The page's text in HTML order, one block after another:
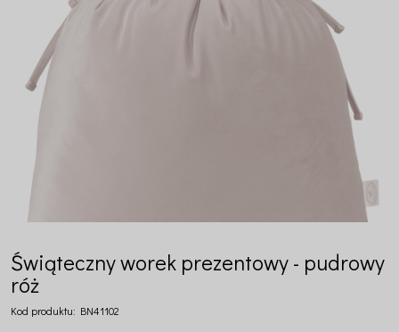
Świąteczny worek prezentowy - pudrowy
róż
Kod produktu: BN41102